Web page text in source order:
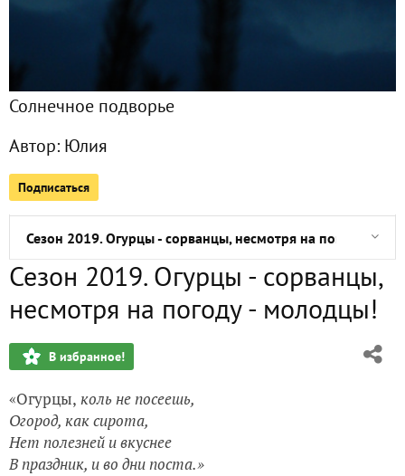
Солнечное подворье
Автор: Юлия
Подписаться
Лето 2019. В гостях у бабушки)
Сезон 2019. Посадили помидор - получили пышный двор)
Сезон 2019. Частичка лета. Июль в ладони)
Сезон 2019. Огурцы - сорванцы, несмотря на погоду -
Сезон-2019. Частичка лета. Июнь
Сезон-2019. Майские каникулы в фото и не только
Сезон-2019. Начало (январь-апрель)
Подводя итоги ушедшего тихой поступью 2018 года
С Новым годом, друзья!
Сезон 2019. Огурцы - сорванцы,
несмотря на погоду - молодцы!
В избранное!
«Огурцы, коль не посеешь,
Огород, как сирота,
Нет полезней и вкуснее
В праздник, и во днипоста.»